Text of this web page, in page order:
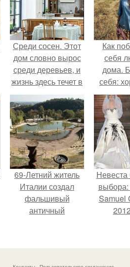
Среди сосен. Этот
дом словно вырос
среди деревьев, и
жизнь здесь течет в
собственном ритме
- спокойно, без
спешки и лишнего
шума.
Как
себя
дома.
себя:
или
69-Летний житель
Италии создал
фальшивый
античный
успешно выдавал
Невеста
выбора:
Samuel